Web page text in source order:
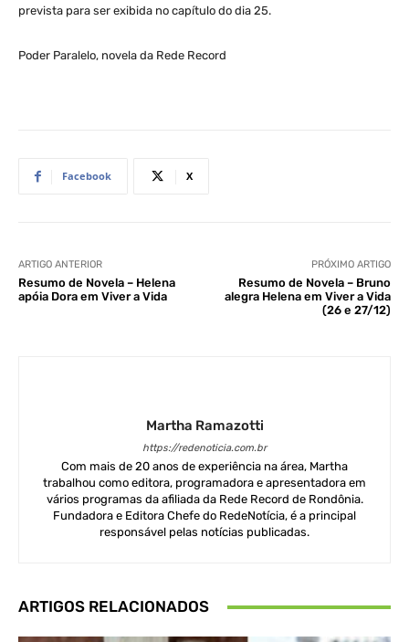
prevista para ser exibida no capítulo do dia 25.
Poder Paralelo, novela da Rede Record
Facebook X
ARTIGO ANTERIOR
Resumo de Novela – Helena
apóia Dora em Viver a Vida
PRÓXIMO ARTIGO
Resumo de Novela – Bruno
alegra Helena em Viver a Vida
(26 e 27/12)
Martha Ramazotti
https://redenoticia.com.br
Com mais de 20 anos de experiência na área, Martha
trabalhou como editora, programadora e apresentadora em
vários programas da afiliada da Rede Record de Rondônia.
Fundadora e Editora Chefe do RedeNotícia, é a principal
responsável pelas notícias publicadas.
ARTIGOS RELACIONADOS